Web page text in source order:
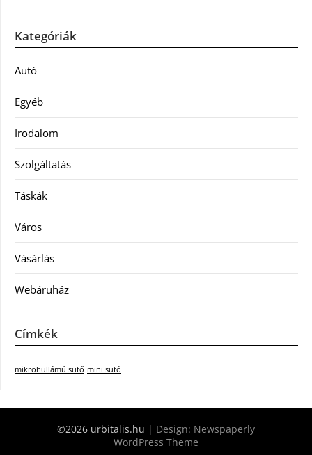
Kategóriák
Autó
Egyéb
Irodalom
Szolgáltatás
Táskák
Város
Vásárlás
Webáruház
Címkék
mikrohullámú sütő mini sütő
©2026 urbitalis.hu | Design: Newspaperly
WordPress Theme